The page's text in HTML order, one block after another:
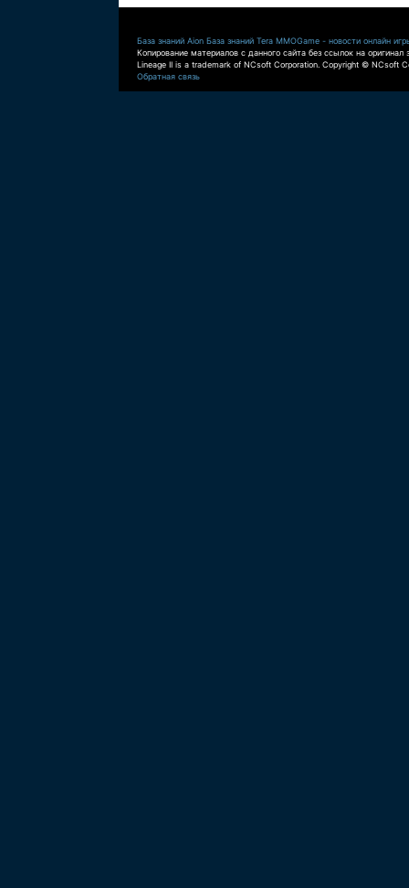
База знаний Aion База знаний Tera MMOGame - новости онлайн
Копирование материалов с данного сайта без ссылок на оригинал
Lineage II is a trademark of NCsoft Corporation. Copyright © NCsoft
Обратная связь